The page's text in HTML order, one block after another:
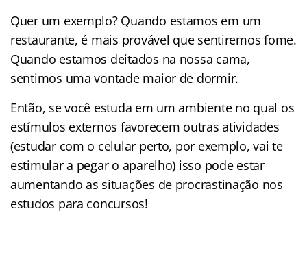
Quer um exemplo? Quando estamos em um
restaurante, é mais provável que sentiremos fome.
Quando estamos deitados na nossa cama,
sentimos uma vontade maior de dormir.
Então, se você estuda em um ambiente no qual os
estímulos externos favorecem outras atividades
(estudar com o celular perto, por exemplo, vai te
estimular a pegar o aparelho) isso pode estar
aumentando as situações de procrastinação nos
estudos para concursos!